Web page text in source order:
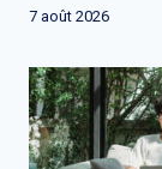
7 août 2026